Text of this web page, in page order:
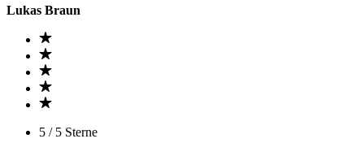
Lukas Braun
5 / 5 Sterne